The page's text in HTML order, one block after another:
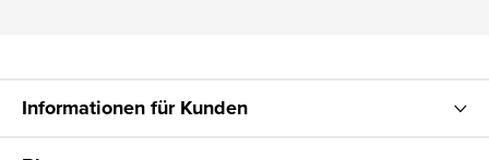
Informationen für Kunden